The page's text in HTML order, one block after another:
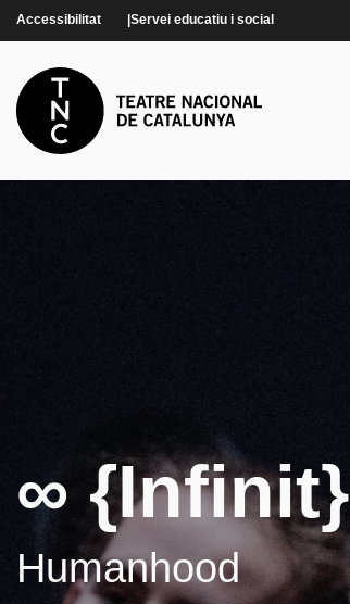
Accessibilitat Servei educatiu i social
∞ {Infinit}
Humanhood